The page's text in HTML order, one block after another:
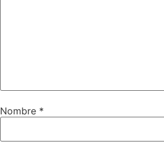
Nombre *